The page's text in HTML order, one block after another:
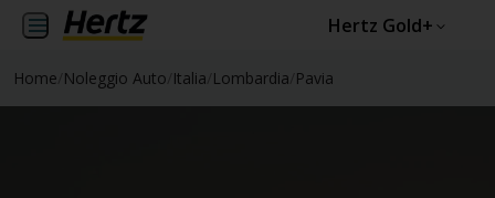
Hertz Gold+
Home Noleggio Auto Italia Lombardia Pavia